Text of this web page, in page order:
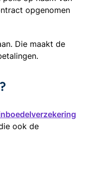
opgenomen
Die maakt de
ook de